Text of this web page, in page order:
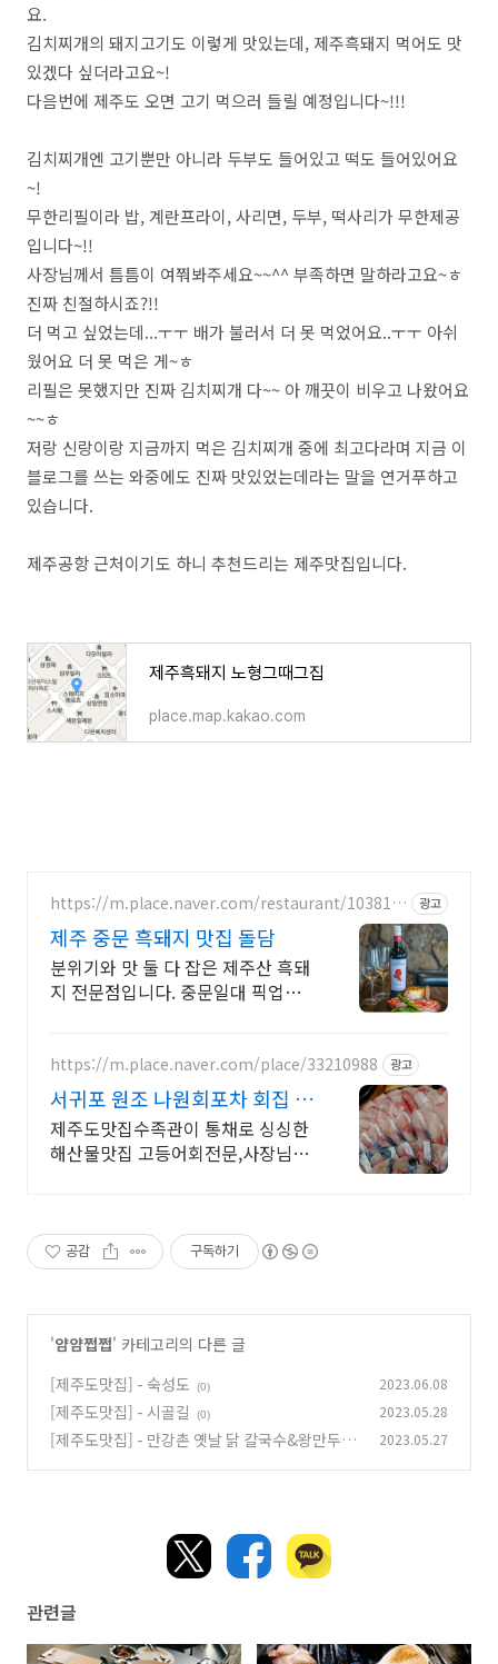
요.
김치찌개의 돼지고기도 이렇게 맛있는데, 제주흑돼지 먹어도 맛
있겠다 싶더라고요~!
다음번에 제주도 오면 고기 먹으러 들릴 예정입니다~!!!
김치찌개엔 고기뿐만 아니라 두부도 들어있고 떡도 들어있어요
~!
무한리필이라 밥, 계란프라이, 사리면, 두부, 떡사리가 무한제공
입니다~!!
사장님께서 틈틈이 여쭤봐주세요~~^^ 부족하면 말하라고요~ㅎ
진짜 친절하시죠?!!
더 먹고 싶었는데...ㅜㅜ 배가 불러서 더 못 먹었어요..ㅜㅜ 아쉬
웠어요 더 못 먹은 게~ㅎ
리필은 못했지만 진짜 김치찌개 다~~ 아 깨끗이 비우고 나왔어요
~~ㅎ
저랑 신랑이랑 지금까지 먹은 김치찌개 중에 최고다라며 지금 이
블로그를 쓰는 와중에도 진짜 맛있었는데라는 말을 연거푸하고
있습니다.
제주공항 근처이기도 하니 추천드리는 제주맛집입니다.
제주흑돼지 노형그때그집
place.map.kakao.com
https://m.place.naver.com/restaurant/103810
광고
제주 중문 흑돼지 맛집 돌담
분위기와 맛 둘 다 잡은 제주산 흑돼
지 전문점입니다. 중문일대 픽업서
https://m.place.naver.com/place/33210988 광고
서귀포 원조 나원회포차 회집 확
장이전 신축건물
제주도맛집수족관이 통채로 싱싱한
해산물맛집 고등어회전문,사장님매
공감 구독하기
'얌얌쩝쩝' 카테고리의 다른 글
[제주도맛집] - 숙성도
(0) 2023.06.08
[제주도맛집] - 시골길 (0) 2023.05.28
[제주도맛집] - 만강촌 옛날 닭 칼국수&왕만두 2023.05.27
관련글